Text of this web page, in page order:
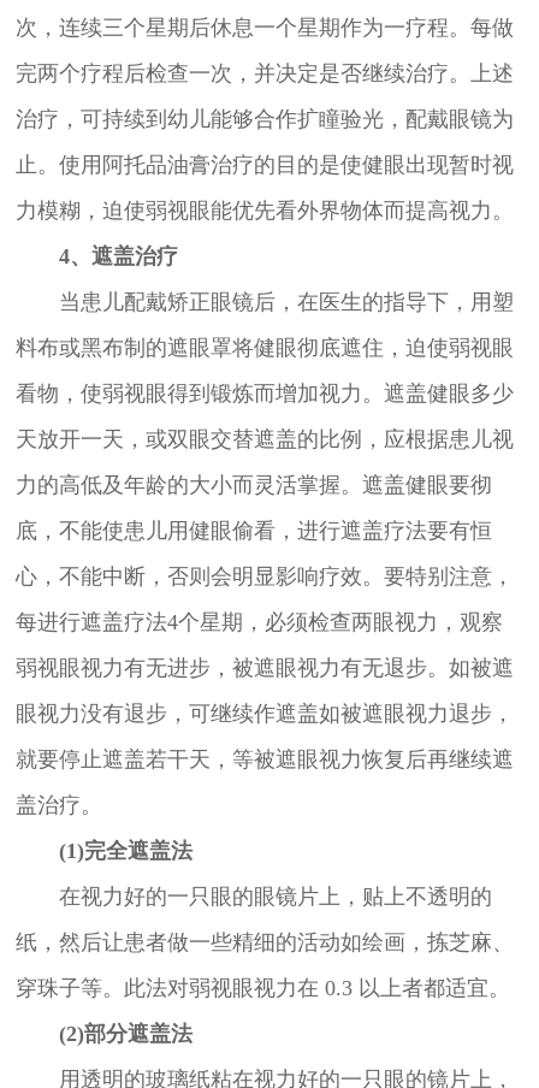
次，连续三个星期后休息一个星期作为一疗程。每做
完两个疗程后检查一次，并决定是否继续治疗。上述
治疗，可持续到幼儿能够合作扩瞳验光，配戴眼镜为
止。使用阿托品油膏治疗的目的是使健眼出现暂时视
力模糊，迫使弱视眼能优先看外界物体而提高视力。
4、遮盖治疗
当患儿配戴矫正眼镜后，在医生的指导下，用塑
料布或黑布制的遮眼罩将健眼彻底遮住，迫使弱视眼
看物，使弱视眼得到锻炼而增加视力。遮盖健眼多少
天放开一天，或双眼交替遮盖的比例，应根据患儿视
力的高低及年龄的大小而灵活掌握。遮盖健眼要彻
底，不能使患儿用健眼偷看，进行遮盖疗法要有恒
心，不能中断，否则会明显影响疗效。要特别注意，
每进行遮盖疗法4个星期，必须检查两眼视力，观察
弱视眼视力有无进步，被遮眼视力有无退步。如被遮
眼视力没有退步，可继续作遮盖如被遮眼视力退步，
就要停止遮盖若干天，等被遮眼视力恢复后再继续遮
盖治疗。
(1)完全遮盖法
在视力好的一只眼的眼镜片上，贴上不透明的
纸，然后让患者做一些精细的活动如绘画，拣芝麻、
穿珠子等。此法对弱视眼视力在 0.3 以上者都适宜。
(2)部分遮盖法
用透明的玻璃纸粘在视力好的一只眼的镜片上，